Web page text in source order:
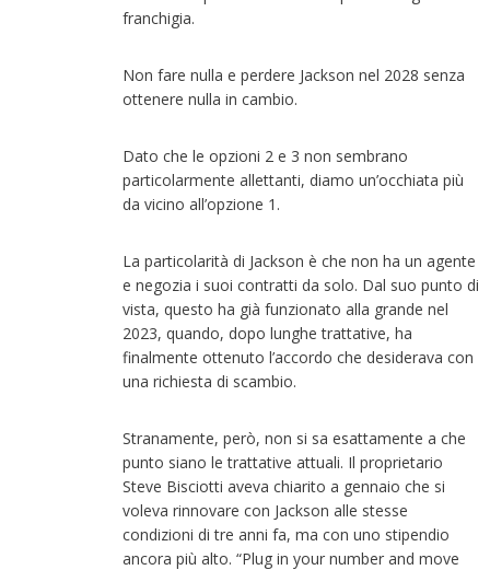
franchigia.
Non fare nulla e perdere Jackson nel 2028 senza
ottenere nulla in cambio.
Dato che le opzioni 2 e 3 non sembrano
particolarmente allettanti, diamo un’occhiata più
da vicino all’opzione 1.
La particolarità di Jackson è che non ha un agente
e negozia i suoi contratti da solo. Dal suo punto di
vista, questo ha già funzionato alla grande nel
2023, quando, dopo lunghe trattative, ha
finalmente ottenuto l’accordo che desiderava con
una richiesta di scambio.
Stranamente, però, non si sa esattamente a che
punto siano le trattative attuali. Il proprietario
Steve Bisciotti aveva chiarito a gennaio che si
voleva rinnovare con Jackson alle stesse
condizioni di tre anni fa, ma con uno stipendio
ancora più alto. “Plug in your number and move